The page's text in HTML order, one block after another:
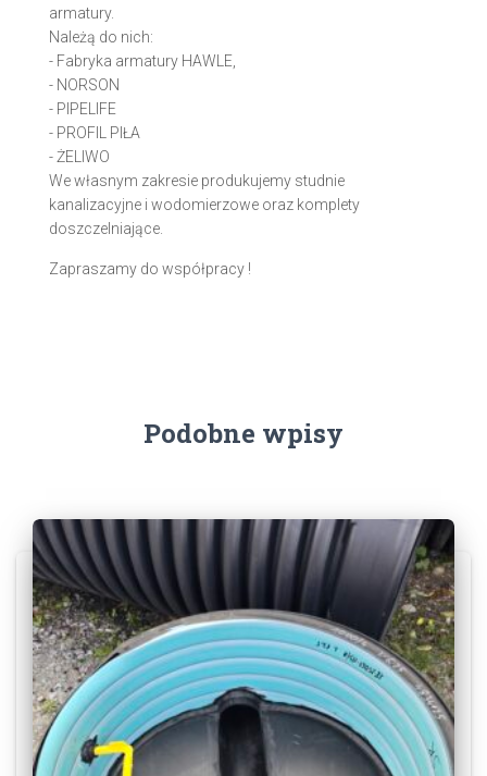
armatury.
Należą do nich:
- Fabryka armatury HAWLE,
- NORSON
- PIPELIFE
- PROFIL PIŁA
- ŻELIWO
We własnym zakresie produkujemy studnie
kanalizacyjne i wodomierzowe oraz komplety
doszczelniające.
Zapraszamy do współpracy !
Podobne wpisy